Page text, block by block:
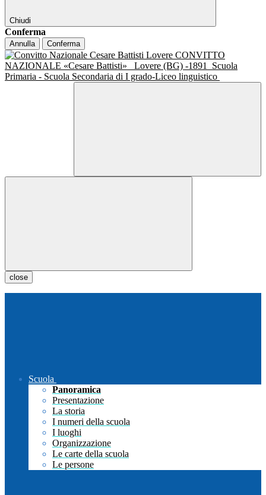
Chiudi
Conferma
Annulla Conferma
CONVITTO
NAZIONALE «Cesare Battisti»
Lovere (BG) -1891
Scuola
Primaria - Scuola Secondaria di I grado-Liceo linguistico
close
Scuola
Panoramica
Presentazione
La storia
I numeri della scuola
I luoghi
Organizzazione
Le carte della scuola
Le persone